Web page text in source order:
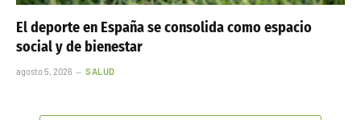
El deporte en España se consolida como espacio
social y de bienestar
agosto 5, 2026 SALUD